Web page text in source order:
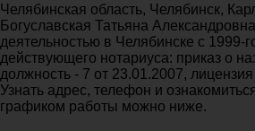
Челябинская область, Челябинск,
Богуславская Татьяна
деятельностью в Челябинске с 1999-
действующего нотариуса: приказ о
должность - 7 от 23.01.2007,
Узнать адрес, телефон и
графиком работы можно ниже.